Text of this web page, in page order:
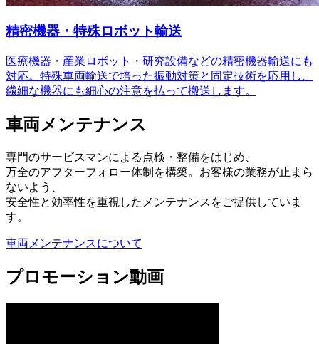
精密機器・特殊ロボット輸送
医療機器・産業ロボット・研究設備などの精密機器輸送にも
対応。特殊車両輸送で培った振動対策と固定技術を応用し、
繊細な機器にも細心の注意を払って搬送します。
車両メンテナンス
専門のサービスマンによる点検・整備をはじめ、
万全のアフターフォロー体制を構築。お客様の業務が止まら
ないよう、
安全性と効率性を重視したメンテナンスをご提供していま
す。
車両メンテナンスについて
プロモーション動画